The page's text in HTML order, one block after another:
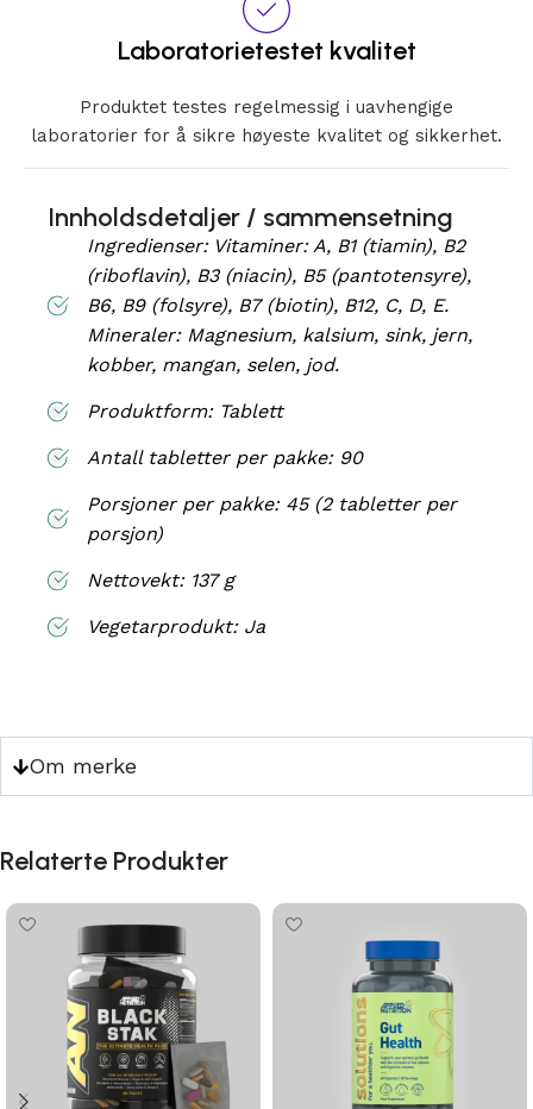
Laboratorietestet kvalitet
Produktet testes regelmessig i uavhengige
laboratorier for å sikre høyeste kvalitet og sikkerhet.
Innholdsdetaljer / sammensetning
Ingredienser: Vitaminer: A, B1 (tiamin), B2
(riboflavin), B3 (niacin), B5 (pantotensyre),
B6, B9 (folsyre), B7 (biotin), B12, C, D, E.
Mineraler: Magnesium, kalsium, sink, jern,
kobber, mangan, selen, jod.
Produktform: Tablett
Antall tabletter per pakke: 90
Porsjoner per pakke: 45 (2 tabletter per
porsjon)
Nettovekt: 137 g
Vegetarprodukt: Ja
Om merke
Relaterte Produkter